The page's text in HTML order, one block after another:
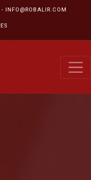
- INFO@ROBALIR.COM